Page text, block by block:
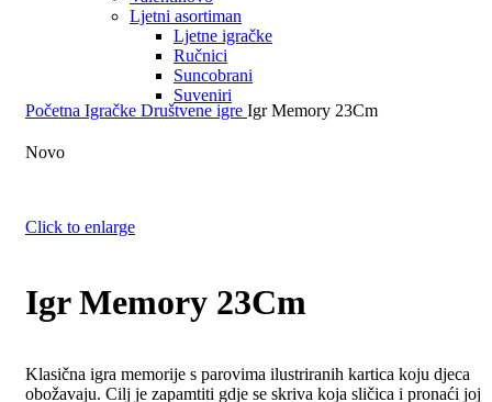
Ljetni asortiman
Ljetne igračke
Ručnici
Suncobrani
Suveniri
Početna Igračke Društvene igre Igr Memory 23Cm
Novo
Click to enlarge
Igr Memory 23Cm
Klasična igra memorije s parovima ilustriranih kartica koju djeca
obožavaju. Cilj je zapamtiti gdje se skriva koja sličica i pronaći joj